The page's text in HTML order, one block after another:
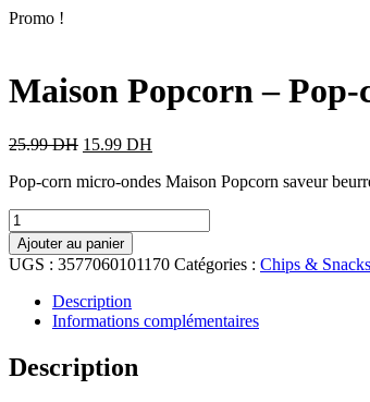
Promo !
Maison Popcorn –
25.99DH 15.99 DH
Pop-corn micro-ondes Maison Popcorn saveur
Ajouter au panier
UGS : 3577060101170 Catégories : Chips &
Description
Informations complémentaires
Description